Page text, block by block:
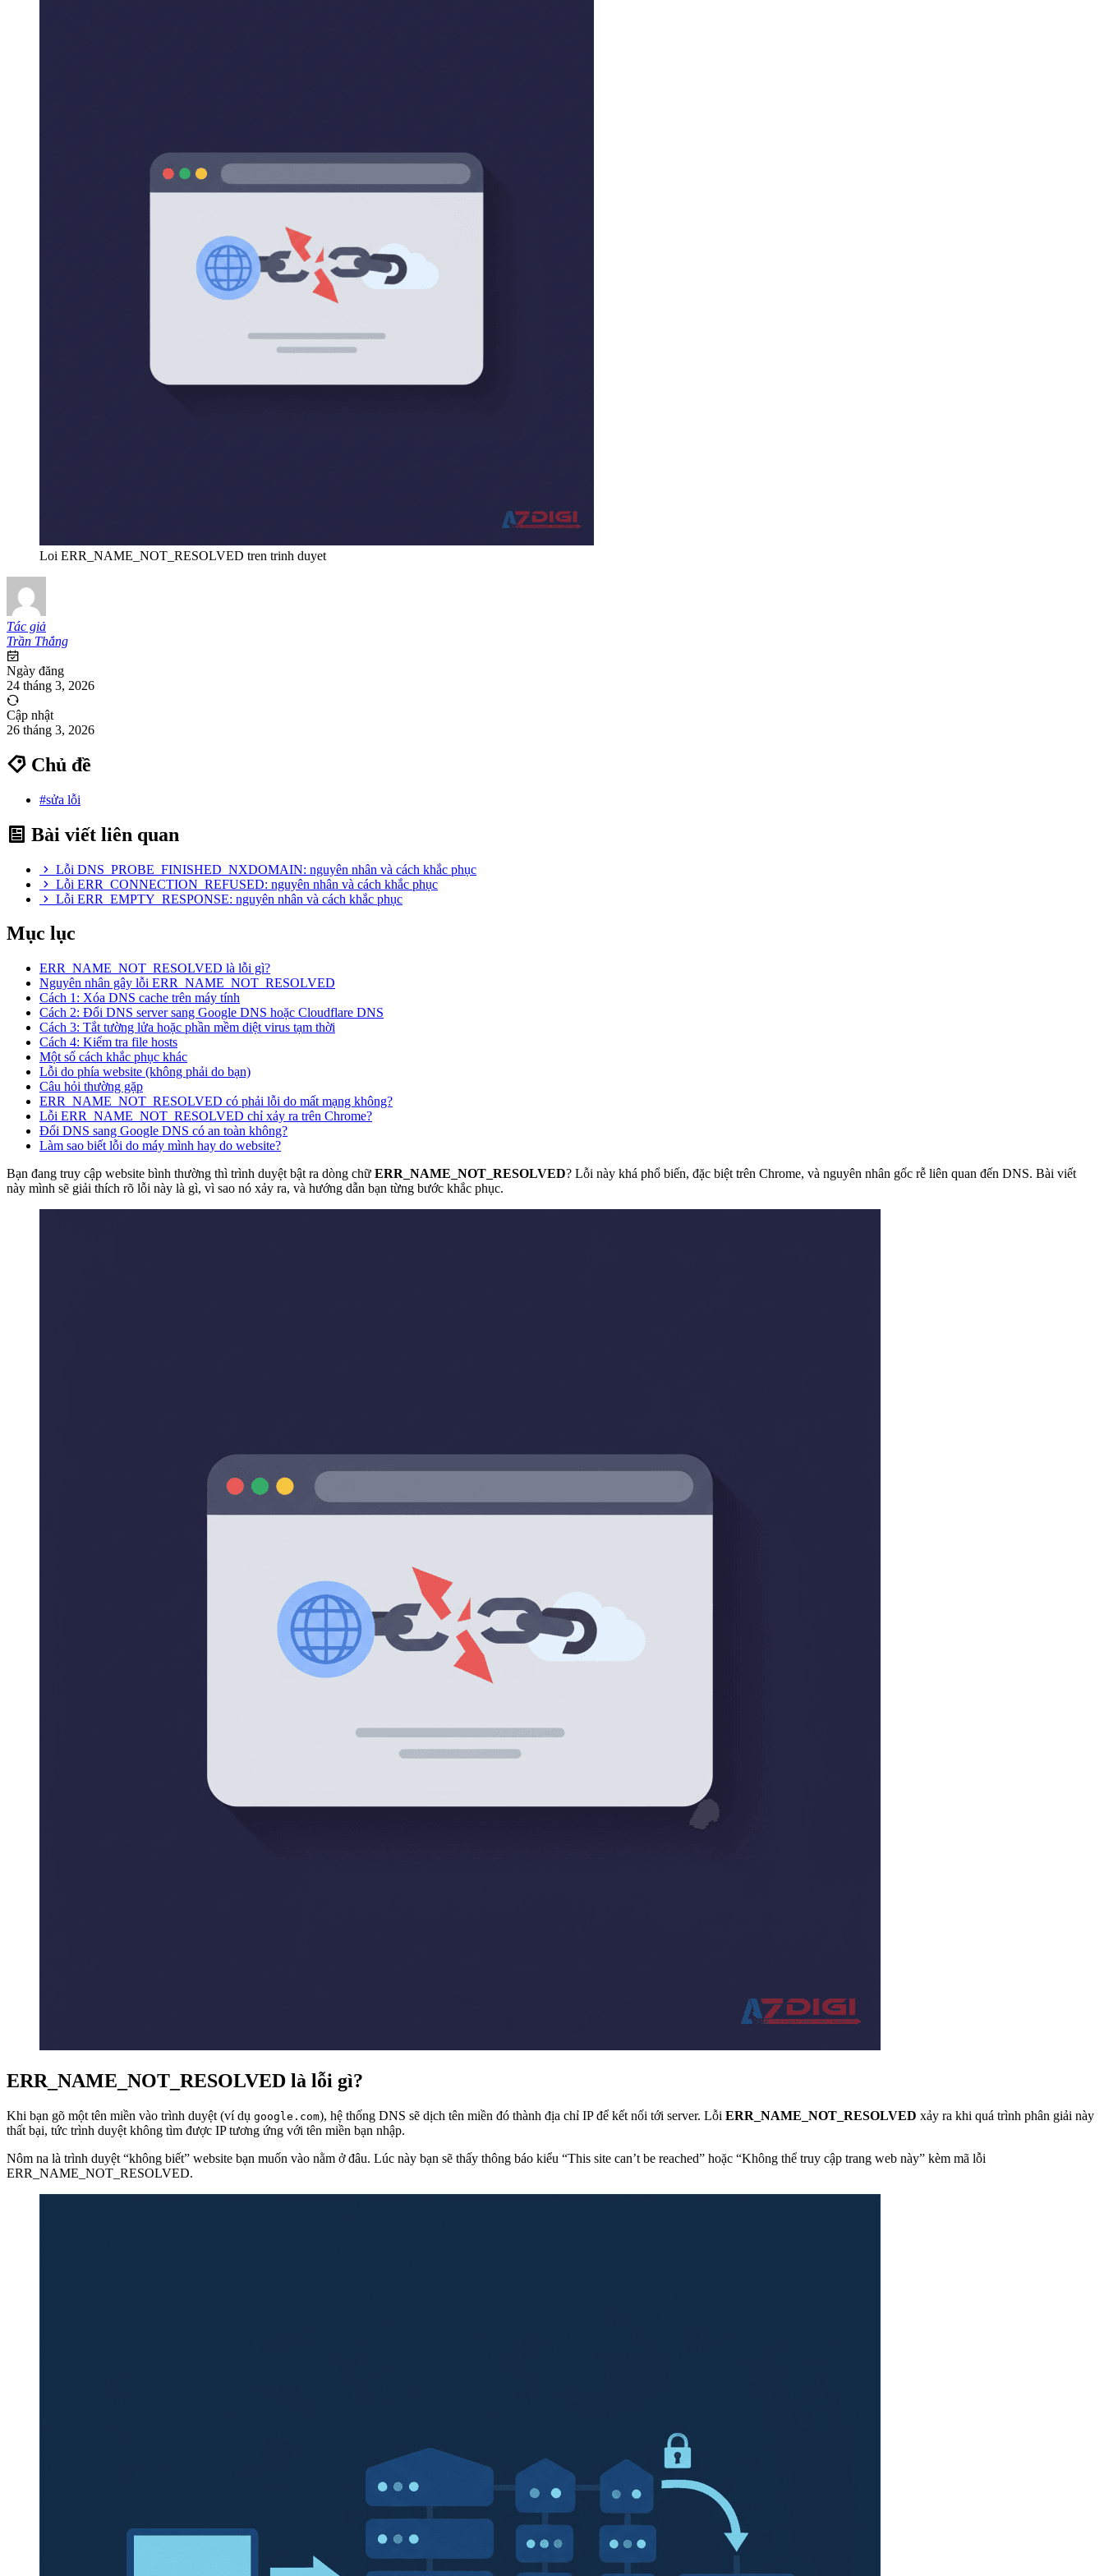
Loi ERR_NAME_NOT_RESOLVED tren trinh duyet
Tác giả
Trần Thắng
Ngày đăng
24 tháng 3, 2026
Cập nhật
26 tháng 3, 2026
Chủ đề
#sửa lỗi
Bài viết liên quan
Lỗi DNS_PROBE_FINISHED_NXDOMAIN: nguyên nhân và cách khắc phục
Lỗi ERR_CONNECTION_REFUSED: nguyên nhân và cách khắc phục
Lỗi ERR_EMPTY_RESPONSE: nguyên nhân và cách khắc phục
Mục lục
ERR_NAME_NOT_RESOLVED là lỗi gì?
Nguyên nhân gây lỗi ERR_NAME_NOT_RESOLVED
Cách 1: Xóa DNS cache trên máy tính
Cách 2: Đổi DNS server sang Google DNS hoặc Cloudflare DNS
Cách 3: Tắt tường lửa hoặc phần mềm diệt virus tạm thời
Cách 4: Kiểm tra file hosts
Một số cách khắc phục khác
Lỗi do phía website (không phải do bạn)
Câu hỏi thường gặp
ERR_NAME_NOT_RESOLVED có phải lỗi do mất mạng không?
Lỗi ERR_NAME_NOT_RESOLVED chỉ xảy ra trên Chrome?
Đổi DNS sang Google DNS có an toàn không?
Làm sao biết lỗi do máy mình hay do website?
Bạn đang truy cập website bình thường thì trình duyệt bật ra dòng chữ ERR_NAME_NOT_RESOLVED? Lỗi này khá phổ biến, đặc biệt trên Chrome, và nguyên nhân gốc rễ liên quan đến DNS. Bài viết
này mình sẽ giải thích rõ lỗi này là gì, vì sao nó xảy ra, và hướng dẫn bạn từng bước khắc phục.
ERR_NAME_NOT_RESOLVED là lỗi gì?
Khi bạn gõ một tên miền vào trình duyệt (ví dụ google.com), hệ thống DNS sẽ dịch tên miền đó thành địa chỉ IP để kết nối tới server. Lỗi ERR_NAME_NOT_RESOLVED xảy ra khi quá trình phân giải này
thất bại, tức trình duyệt không tìm được IP tương ứng với tên miền bạn nhập.
Nôm na là trình duyệt “không biết” website bạn muốn vào nằm ở đâu. Lúc này bạn sẽ thấy thông báo kiểu “This site can’t be reached” hoặc “Không thể truy cập trang web này” kèm mã lỗi
ERR_NAME_NOT_RESOLVED.